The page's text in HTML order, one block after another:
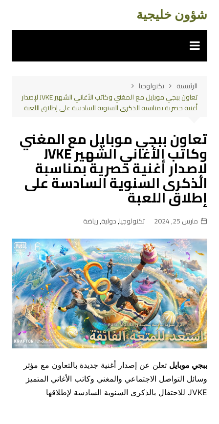
المحتوى
شؤون خليجية
الرئيسية
تكنولوجيا
تعاون ببجي موبايل مع المغني وكاتب الأغاني الشهير JVKE لإصدار
أغنية حصرية بمناسبة الذكرى السنوية السادسة على إطلاق اللعبة
تعاون ببجي موبايل مع المغني
وكاتب الأغاني الشهير JVKE
لإصدار أغنية حصرية بمناسبة
الذكرى السنوية السادسة على
إطلاق اللعبة
مارس 25, 2024 تكنولوجيا,دولية,رياضة
ببجي موبايل تعلن عن إصدار أغنية جديدة بالتعاون مع مؤثر
وسائل التواصل الاجتماعي والمغني وكاتب الأغاني المتميز
JVKE للاحتفال بالذكرى السنوية السادسة لإطلاقها